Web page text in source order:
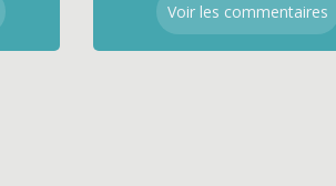
Voir les commentaires